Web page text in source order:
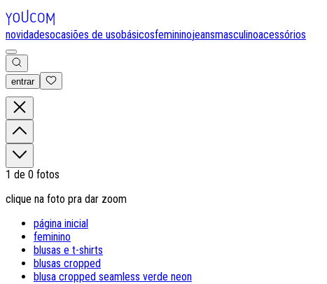
novidadesocasiões de usobásicosfemininojeansmasculinoacessórios
entrar
1 de 0 fotos
clique na foto pra dar zoom
página inicial
feminino
blusas e t-shirts
blusas cropped
blusa cropped seamless verde neon